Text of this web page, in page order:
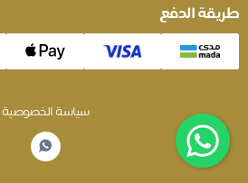
طريقة الدفع
سياسة الخصوصية